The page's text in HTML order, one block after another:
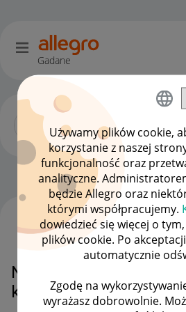
Używamy plików cookie,
korzystanie z naszej
funkcjonalność oraz
analityczne.
będzie Allegro oraz
którymi współpracujemy.
dowiedzieć się więcej o
plików cookie. Po
automatycznie
Zgodę na
wyrażasz dobrowolnie.
Gadane
Początkujący sprzedawcy
Nowy adres magazynu i
kurierów
WSZYSTKIE